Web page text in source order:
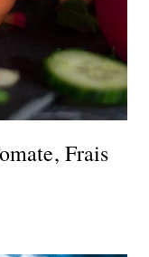
Frais